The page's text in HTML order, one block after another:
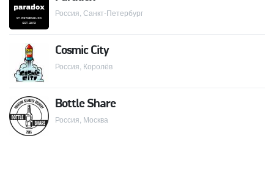
Россия, Санкт-Петербург
Cosmic City
Россия, Королёв
Bottle Share
Россия, Москва